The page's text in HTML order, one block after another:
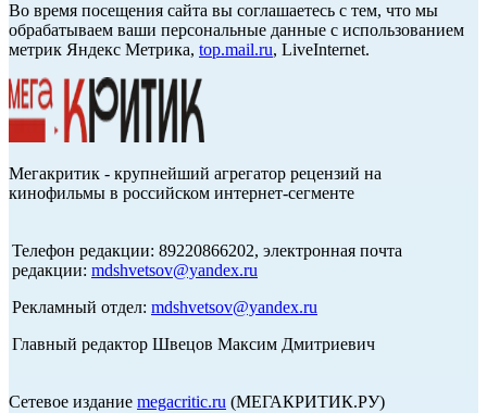
Во время посещения сайта вы соглашаетесь с тем, что мы
обрабатываем ваши персональные данные с использованием
метрик Яндекс Метрика, top.mail.ru, LiveInternet.
Мегакритик - крупнейший агрегатор рецензий на
кинофильмы в российском интернет-сегменте
Телефон редакции: 89220866202, электронная почта
редакции: mdshvetsov@yandex.ru
Рекламный отдел: mdshvetsov@yandex.ru
Главный редактор Швецов Максим Дмитриевич
Сетевое издание megacritic.ru (МЕГАКРИТИК.РУ)